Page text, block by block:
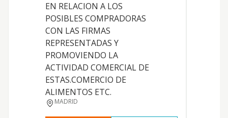
EN RELACION A LOS
POSIBLES COMPRADORAS
CON LAS FIRMAS
REPRESENTADAS Y
PROMOVIENDO LA
ACTIVIDAD COMERCIAL DE
ESTAS.COMERCIO DE
ALIMENTOS ETC.
MADRID